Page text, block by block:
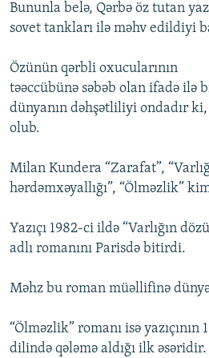
Bununla belə, Qərbə öz tutan
sovet tankları ilə məhv edildiyi
Özünün qərbli oxucularının
təəccübünə səbəb olan ifadə
dünyanın dəhşətliliyi ondadır
olub.
Milan Kundera “Zarafat”,
hərdəmxəyallığı”, “Ölməzlik”
Yazıçı 1982-ci ildə “Varlığın
adlı romanını Parisdə bitirdi.
Məhz bu roman müəllifinə
“Ölməzlik” romanı isə
dilində qələmə aldığı ilk əsəridir.